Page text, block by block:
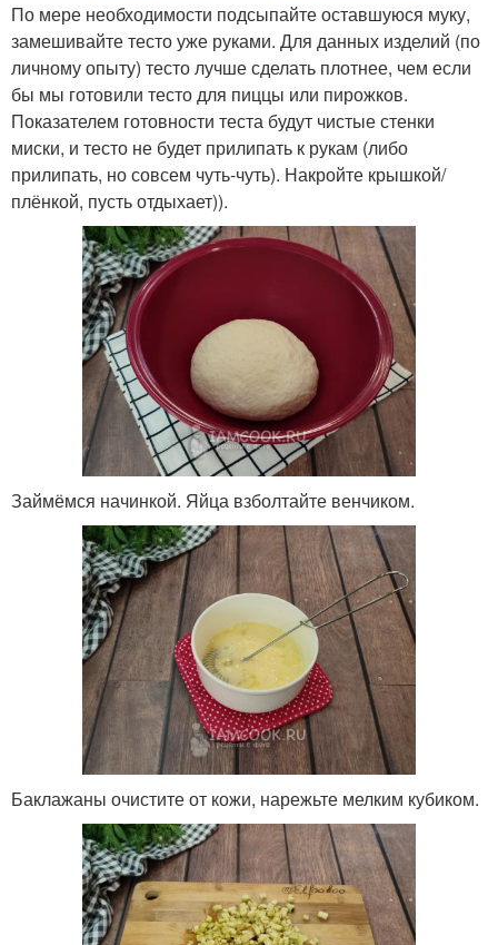
По мере необходимости подсыпайте оставшуюся муку,
замешивайте тесто уже руками. Для данных изделий (по
личному опыту) тесто лучше сделать плотнее, чем если
бы мы готовили тесто для пиццы или пирожков.
Показателем готовности теста будут чистые стенки
миски, и тесто не будет прилипать к рукам (либо
прилипать, но совсем чуть-чуть). Накройте крышкой/
плёнкой, пусть отдыхает)).
Займёмся начинкой. Яйца взболтайте венчиком.
Баклажаны очистите от кожи, нарежьте мелким кубиком.